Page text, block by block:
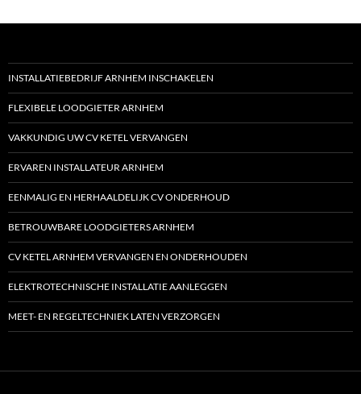
INSTALLATIEBEDRIJF ARNHEM INSCHAKELEN
FLEXIBELE LOODGIETER ARNHEM
VAKKUNDIG UW CV KETEL VERVANGEN
ERVAREN INSTALLATEUR ARNHEM
EENMALIG EN HERHAALDELIJK CV ONDERHOUD
BETROUWBARE LOODGIETERS ARNHEM
CV KETEL ARNHEM VERVANGEN EN ONDERHOUDEN
ELEKTROTECHNISCHE INSTALLATIE AANLEGGEN
MEET- EN REGELTECHNIEK LATEN VERZORGEN